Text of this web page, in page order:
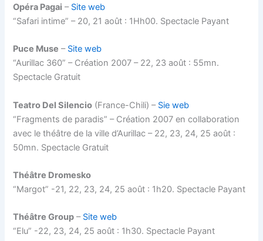
Opéra Pagai – Site web
“Safari intime” – 20, 21 août : 1Hh00. Spectacle Payant
Puce Muse – Site web
“Aurillac 360” – Création 2007 – 22, 23 août : 55mn.
Spectacle Gratuit
Teatro Del Silencio (France-Chili) – Sie web
“Fragments de paradis” – Création 2007 en collaboration
avec le théâtre de la ville d’Aurillac – 22, 23, 24, 25 août :
50mn. Spectacle Gratuit
Théâtre Dromesko
“Margot” -21, 22, 23, 24, 25 août : 1h20. Spectacle Payant
Théâtre Group – Site web
“Elu” -22, 23, 24, 25 août : 1h30. Spectacle Payant